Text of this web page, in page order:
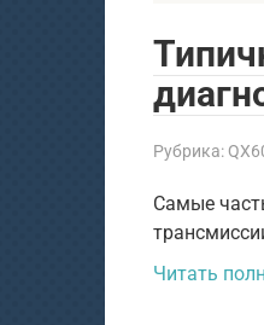
Рубрика:
Самые
Читать